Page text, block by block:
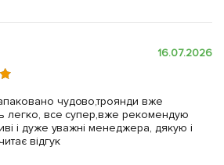
16.07.2026
чудово,троянди вже
легко, все супер,вже рекомендую
і дуже уважні менеджера, дякую і
відгук